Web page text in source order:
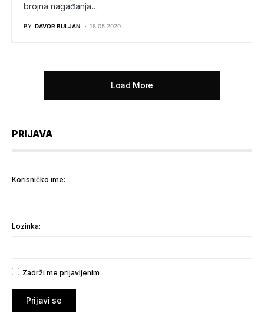
brojna nagađanja…
BY DAVOR BULJAN 18.05.2020.
Load More
PRIJAVA
Korisničko ime:
Lozinka:
Zadrži me prijavljenim
Prijavi se